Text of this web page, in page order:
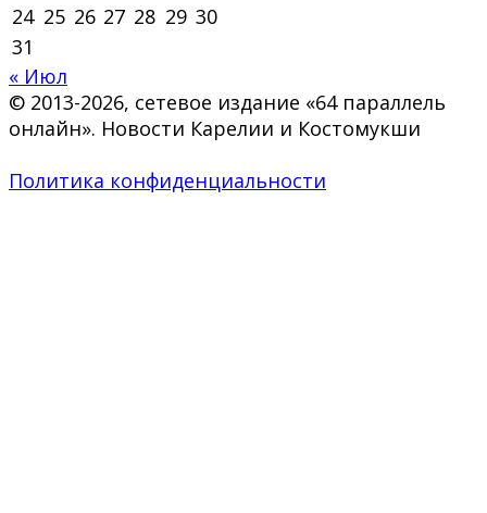
24 25 26 27 28 29 30
31
« Июл
© 2013-2026, сетевое издание «64 параллель
онлайн». Новости Карелии и Костомукши
Политика конфиденциальности